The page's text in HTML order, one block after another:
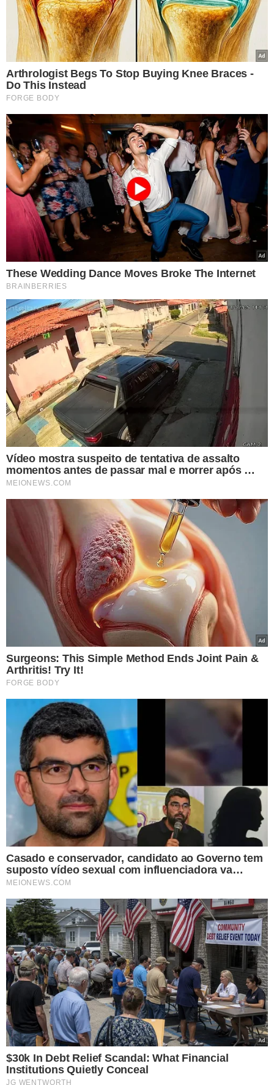
carnes, pescados, hortifrutigranjeiros, além de
restaurantes e boxes voltados à gastronomia típica do
Piauí. A expectativa é que o local se consolide ainda mais
como um dos principais pontos de visitação para quem
escolhe o litoral piauiense como destino turístico.
Segundo o deputado Dr. Hélio, a entrega da obra
representa um importante avanço para o
“O Mercado Municipal é um espaço
tradicional da cidade e um dos locais
mais procurados pelos turistas que
visitam nosso litoral. Com essa nova
estrutura, oferecemos mais dignidade
aos comerciantes, fortalecemos o
turismo e movimentamos a economia
local, gerando oportunidades para
muitas famílias”, destacou o
parlamentar.
Além de valorizar a cultura e a culinária regional, o novo
Mercado Municipal contribuirá para impulsionar a
economia do município, incentivando o
empreendedorismo, fortalecendo o comércio e
ampliando a oferta de serviços aos visitantes.
*** AS OPINIÕES AQUI CONTIDAS NÃO EXPRESSAM A
TÓPICOS
PIAUÍ TURISMO COMÉRCIO
LUÍS CORREIA
MERCADO MUNICIPAL
VER COMENTÁRIOS